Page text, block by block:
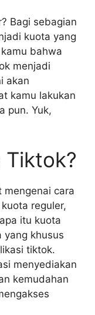
Bagi sebagian
kuota yang
bahwa
menjadi
akan
kamu lakukan
pun. Yuk,
Tiktok?
mengenai cara
reguler,
itu kuota
yang khusus
tiktok.
menyediakan
kemudahan